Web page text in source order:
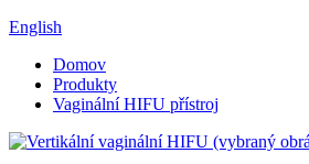
English
Domov
Produkty
Vaginální HIFU přístroj